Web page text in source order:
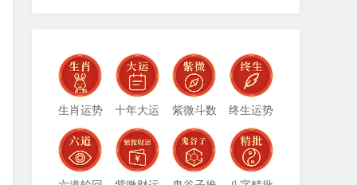
生肖运势 十年大运 紫微斗数 终生运势